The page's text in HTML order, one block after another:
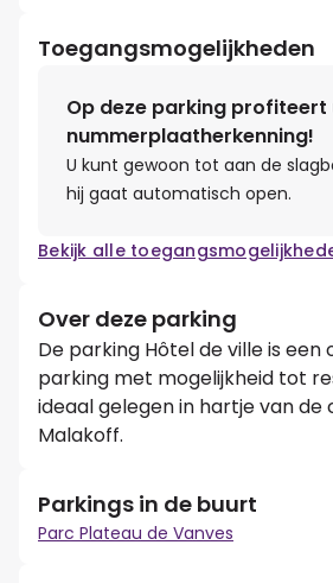
Toegangsmogelijkheden
Op deze parking profiteert
nummerplaatherkenning!
U kunt gewoon tot aan de
hij gaat automatisch open.
Bekijk alle
Over deze parking
De parking Hôtel de ville is een
parking met mogelijkheid tot
ideaal gelegen in hartje van
Malakoff.
Parkings in de buurt
Parc Plateau de Vanves